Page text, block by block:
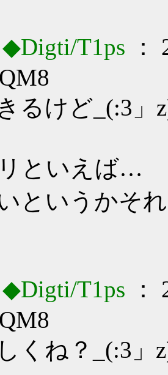
◆Digti/T1ps ：
るけど_(:3」
といえば…
というかそ
◆Digti/T1ps ：
くね？_(:3」